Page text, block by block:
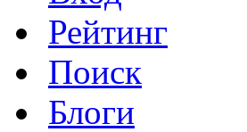
Рейтинг
Поиск
Блоги